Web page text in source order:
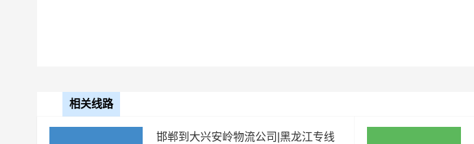
4.2米高栏
6.8米高栏 5.5元
相关线路
邯郸到大兴安岭物流公司|黑龙江专线